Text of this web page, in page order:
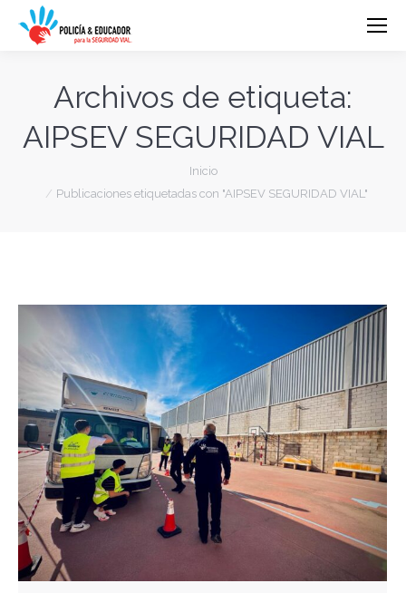
Archivos de etiqueta:
AIPSEV SEGURIDAD VIAL
Inicio
Publicaciones etiquetadas con "AIPSEV SEGURIDAD VIAL"